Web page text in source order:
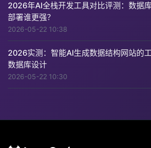
2026年AI全栈开发工具对比评测：数据
部署谁更强？
2026-05-22 10:38
2026实测：智能AI生成数据结构网站的
数据库设计
2026-05-22 10:30